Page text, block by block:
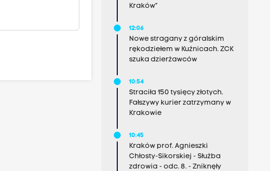
Kraków”
12:06
Nowe stragany z góralskim
rękodziełem w Kuźnicach. ZCK
szuka dzierżawców
10:54
Straciła 150 tysięcy złotych.
Fałszywy kurier zatrzymany w
Krakowie
10:45
Kraków prof. Agnieszki
Chłosty-Sikorskiej - Służba
zdrowia - odc. 8. - Zniknęły